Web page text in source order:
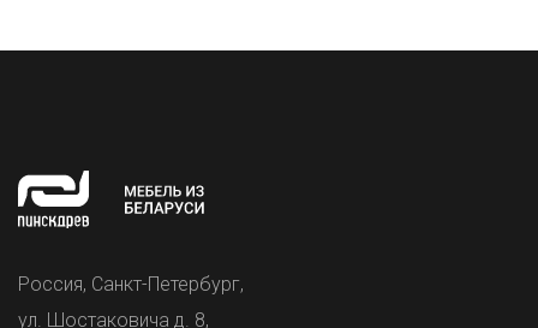
Россия, Санкт-Петербург,
ул. Шостаковича д. 8,